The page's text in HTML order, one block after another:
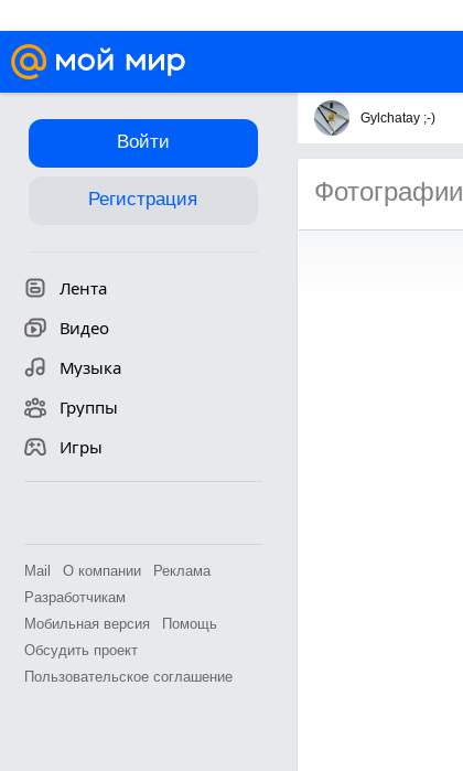
Войти
Регистрация
Лента
Видео
Музыка
Группы
Игры
Mail О компании
Реклама
Разработчикам
Мобильная версия
Помощь
Обсудить проект
Пользовательское соглашение
Gylchatay ;-)
Фотографии